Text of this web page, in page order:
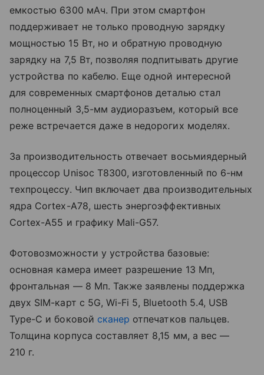
емкостью 6300 мАч. При этом смартфон
поддерживает не только проводную зарядку
мощностью 15 Вт, но и обратную проводную
зарядку на 7,5 Вт, позволяя подпитывать другие
устройства по кабелю. Еще одной интересной
для современных смартфонов деталью стал
полноценный 3,5-мм аудиоразъем, который все
реже встречается даже в недорогих моделях.
За производительность отвечает восьмиядерный
процессор Unisoc T8300, изготовленный по 6-нм
техпроцессу. Чип включает два производительных
ядра Cortex-A78, шесть энергоэффективных
Cortex-A55 и графику Mali-G57.
Фотовозможности у устройства базовые:
основная камера имеет разрешение 13 Мп,
фронтальная — 8 Мп. Также заявлены поддержка
двух SIM-карт с 5G, Wi-Fi 5, Bluetooth 5.4, USB
Type-C и боковой сканер отпечатков пальцев.
Толщина корпуса составляет 8,15 мм, а вес —
210 г.